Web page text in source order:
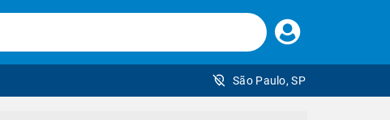
Faça
seu
São Paulo, SP